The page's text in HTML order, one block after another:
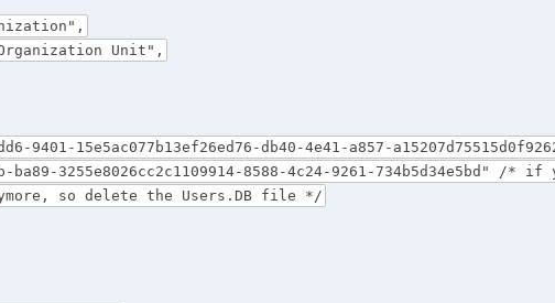
Unit",
15e5ac077b13ef26ed76-db40-4e41-a857-
ba89-3255e8026cc2c1109914-8588-4c24-9261-734b5d34e5bd"
so delete the Users.DB file */